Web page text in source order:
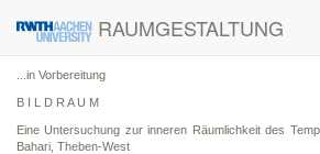
RAUMGESTALTUNG
...in Vorbereitung
B I L D R A U M
Eine Untersuchung zur inneren Räumlichkeit des
Bahari, Theben-West